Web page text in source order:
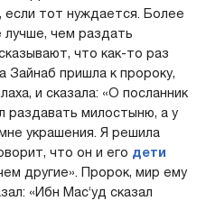
тот нуждается. Более
лучше, чем раздать
что как-то раз
Зайнаб пришла к пророку,
и сказала: «О посланник
раздавать милостыню, а у
украшения. Я решила
что он и его дети
другие». Пророк, мир ему
«Ибн Мас‘уд сказал